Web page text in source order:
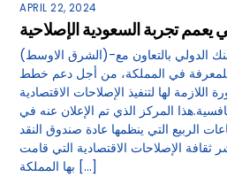
APRIL 22, 2024
يعمم تجربة السعودية الإصلاحية
(الشرق الاوسط)-22/04/2024ينوي البنك الدولي بالتعاون مع
للمعرفة في المملكة، من أجل دعم خطط
اللازمة لها لتنفيذ الإصلاحات الاقتصادية
المركز الذي تم الإعلان عنه في
الربيع التي ينظمها عادة صندوق النقد
ثقافة الإصلاحات الاقتصادية التي قامت
بها المملكة […]